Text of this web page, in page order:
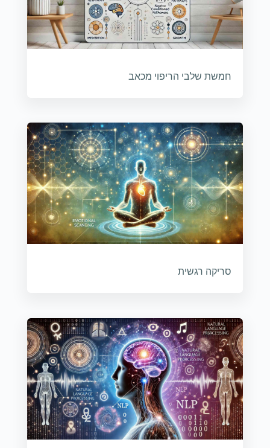
חמשת שלבי הריפוי מכאב
סריקה רגשית